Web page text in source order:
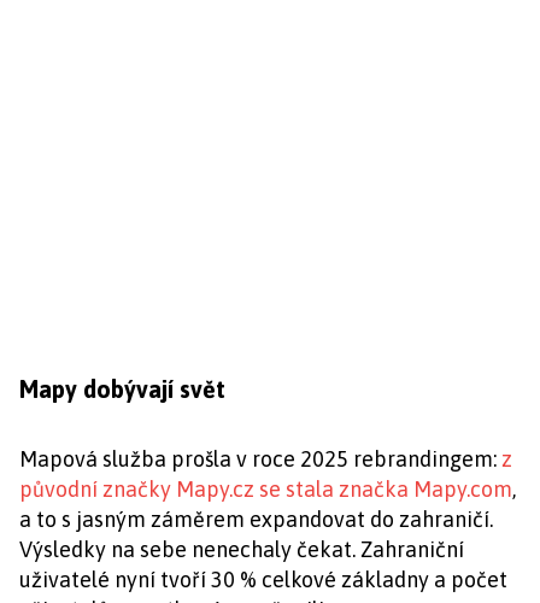
Mapy dobývají svět
Mapová služba prošla v roce 2025 rebrandingem: z
původní značky Mapy.cz se stala značka Mapy.com,
a to s jasným záměrem expandovat do zahraničí.
Výsledky na sebe nenechaly čekat. Zahraniční
uživatelé nyní tvoří 30 % celkové základny a počet